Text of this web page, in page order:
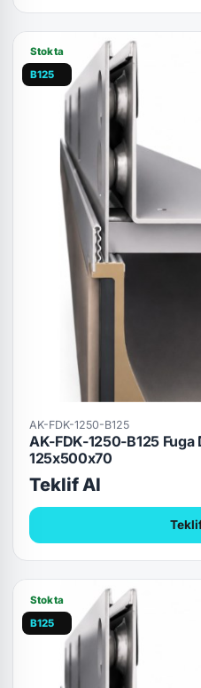
Stokta
B125
AK-FDK-1250-B125
AK-FDK-1250-B125 Fuga
125x500x70
Teklif Al
Stokta
B125